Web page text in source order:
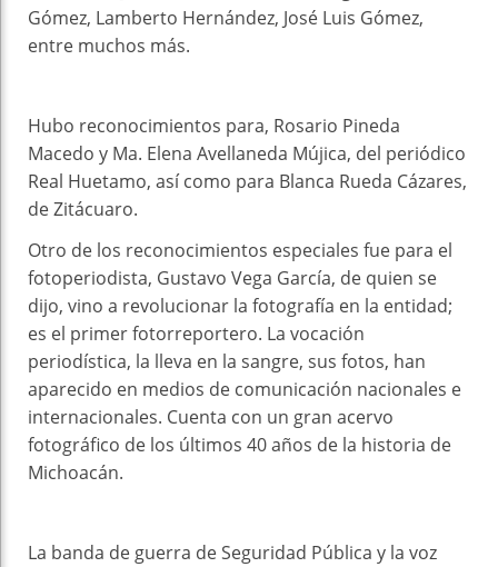
Gómez, Lamberto Hernández, José Luis Gómez,
entre muchos más.
Hubo reconocimientos para, Rosario Pineda
Macedo y Ma. Elena Avellaneda Mújica, del periódico
Real Huetamo, así como para Blanca Rueda Cázares,
de Zitácuaro.
Otro de los reconocimientos especiales fue para el
fotoperiodista, Gustavo Vega García, de quien se
dijo, vino a revolucionar la fotografía en la entidad;
es el primer fotorreportero. La vocación
periodística, la lleva en la sangre, sus fotos, han
aparecido en medios de comunicación nacionales e
internacionales. Cuenta con un gran acervo
fotográfico de los últimos 40 años de la historia de
Michoacán.
La banda de guerra de Seguridad Pública y la voz